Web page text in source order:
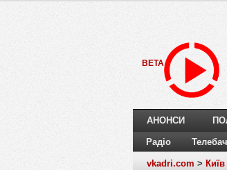
BETA
АНОНСИ
Радіо
vkadri.com > Київ